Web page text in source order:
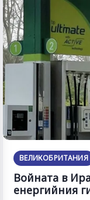
ВЕЛИКОБРИТАНИЯ
Войната в
енергийния